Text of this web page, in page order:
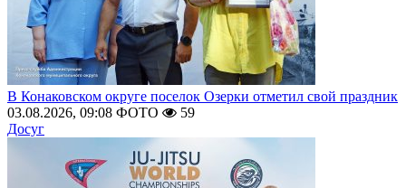
В Конаковском округе поселок Озерки отметил свой праздник
03.08.2026, 09:08 ФОТО
59
Досуг